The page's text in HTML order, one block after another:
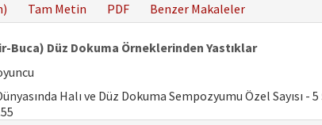
Tam Metin PDF Benzer Makaleler
Buca) Düz Dokuma Örneklerinden Yastıklar
Halı ve Düz Dokuma Sempozyumu Özel Sayısı - 5